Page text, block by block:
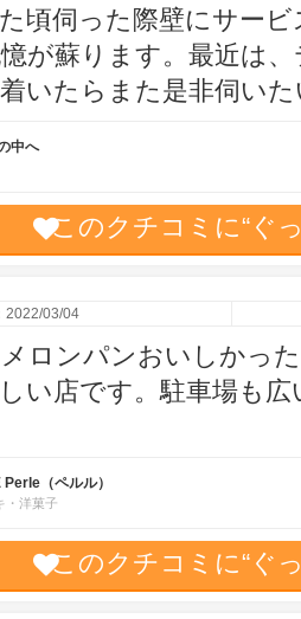
頃伺った際壁にサー
が蘇ります。最近は
いたらまた是非伺い
中へ
このクチコミに“ぐ
2022/03/04
ロンパンおいしかっ
い店です。駐車場も
（ペルル）
・洋菓子
このクチコミに“ぐ